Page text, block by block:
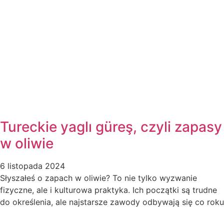
Tureckie yaglı güreş, czyli zapasy
w oliwie
6 listopada 2024
Słyszałeś o zapach w oliwie? To nie tylko wyzwanie
fizyczne, ale i kulturowa praktyka. Ich początki są trudne
do określenia, ale najstarsze zawody odbywają się co roku